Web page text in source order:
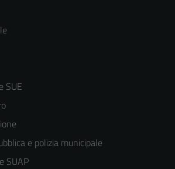
SUE
e polizia municipale
SUAP